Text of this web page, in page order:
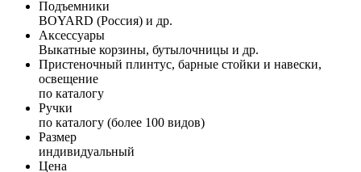
Подъемники
BOYARD (Россия) и др.
Аксессуары
Выкатные корзины, бутылочницы и др.
Пристеночный плинтус, барные стойки и навески,
освещение
по каталогу
Ручки
по каталогу (более 100 видов)
Размер
индивидуальный
Цена